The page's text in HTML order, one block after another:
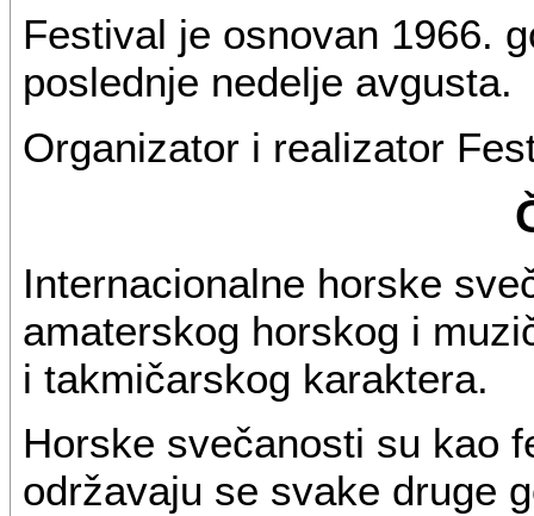
Festival je osnovan 1966.
poslednje nedelje avgusta.
Organizator i realizator
Internacionalne horske
amaterskog horskog i
i takmičarskog karaktera.
Horske svečanosti su kao
održavaju se svake druge